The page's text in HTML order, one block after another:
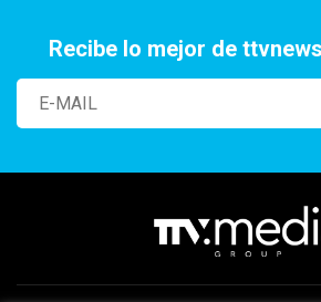
Recibe lo mejor de